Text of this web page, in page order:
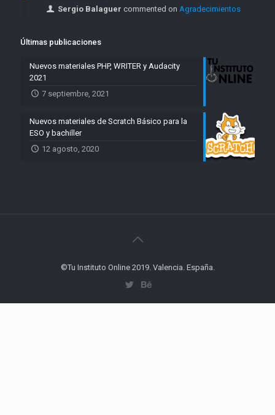
Sergio Balaguer commented onAgradecimientos
Últimas publicaciones
Nuevos materiales PHP, WRITER y Audacity
2021
7 septiembre, 2021
Nuevos materiales de Scratch Básico para la
ESO y bachiller
12 agosto, 2020
©Tu Instituto Online 2019. Valencia. España.